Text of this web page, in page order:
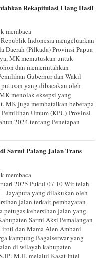
Rekapitulasi Ulang Hasil
membaca
Indonesia mengeluarkan
Daerah (Pilkada) Provinsi Papua
MK memutuskan untuk
dan memerintahkan
Gubernur dan Wakil
yang dibacakan oleh
menolak eksepsi yang
MK juga membatalkan beberapa
Umum (KPU) Provinsi
2024 tentang Penetapan
Sarmi Palang Jalan Trans
membaca
2025 Pukul 07.10 Wit telah
Jayapura yang dilakukan oleh
jalan terkait pembayaran
petugas kebersihan jalan yang
Sarmi.Aksi Pemalangan
dan Mama Alen Ambani
kampung Bagaiserwar yang
di wilayah kabupaten
M.H. melalui Kasat Intel